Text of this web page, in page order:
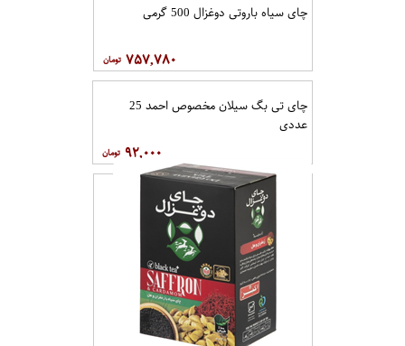
چای سیاه باروتی دوغزال 500 گرمی
۷۵۷,۷۸۰
چای تی بگ سیلان مخصوص احمد 25
عددی
۹۲,۰۰۰